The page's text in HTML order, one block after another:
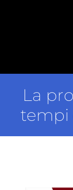
HOME
SOFTWARE
AI & DATA
La
tempi